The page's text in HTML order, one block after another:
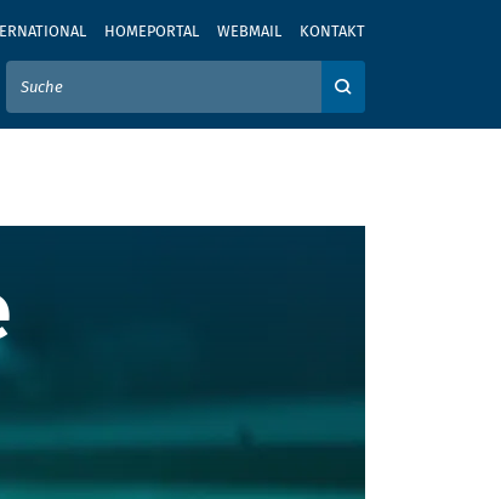
HOMEPORTAL WEBMAIL KONTAKT
SUCHBEGRIFF EIN